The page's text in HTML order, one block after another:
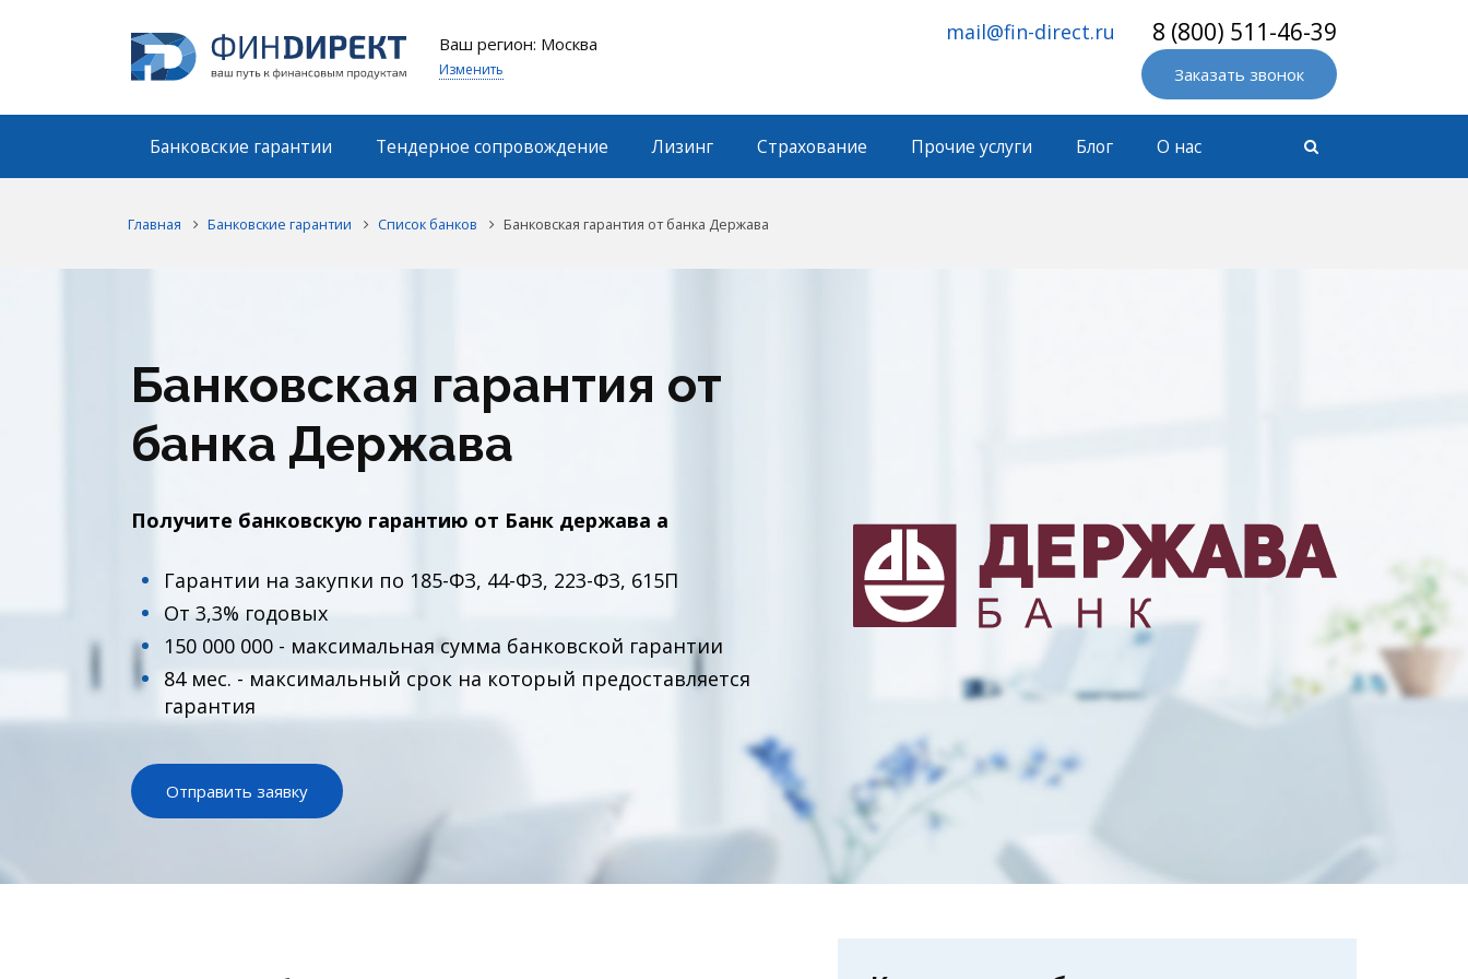
Ваш регион: Москва
Изменить
mail@fin-direct.ru 8 (800) 511-46-39
Заказать звонок
Банковские гарантии Тендерное сопровождение Лизинг Страхование Прочие услуги Блог О нас
Главная Банковские гарантии Список банков Банковская гарантия от банка Держава
Банковская гарантия от
банка Держава
Получите банковскую гарантию от Банк держава а
Гарантии на закупки по 185-ФЗ, 44-ФЗ, 223-ФЗ, 615П
От 3,3% годовых
150 000 000 - максимальная сумма банковской гарантии
84 мес. - максимальный срок на который предоставляется
гарантия
Отправить заявку